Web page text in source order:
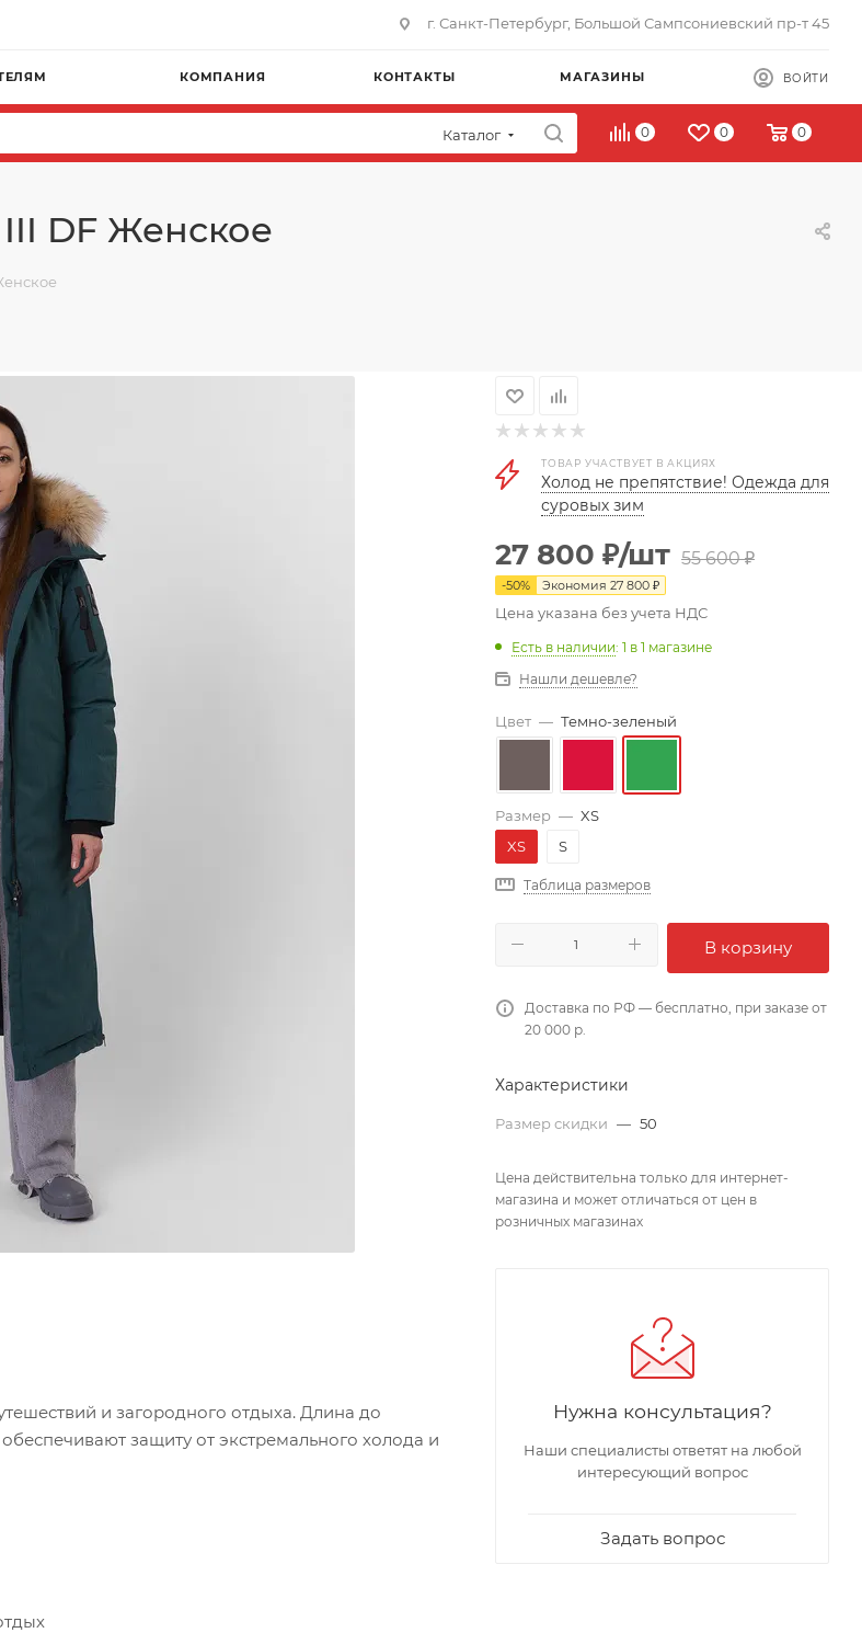
г. Санкт-Петербург, Большой Сампсониевский пр-т 45
КОМПАНИЯ КОНТАКТЫ МАГАЗИНЫ ВОЙТИ
Каталог 0 0 0
III DF Женское
и загородного отдыха. Длина до
защиту от экстремального холода и
ТОВАР УЧАСТВУЕТ В АКЦИЯХ
Холод не препятствие! Одежда для
суровых зим
27 800 ₽/шт 55 600₽
-50% Экономия 27 800 ₽
Цена указана без учета НДС
Есть в наличии: 1 в 1 магазине
Нашли дешевле?
Цвет — Темно-зеленый
Размер — XS
XS
S
Таблица размеров
В корзину
Доставка по РФ — бесплатно, при заказе от
20 000 р.
Характеристики
Размер скидки — 50
Цена действительна только для интернет-
магазина и может отличаться от цен в
розничных магазинах
Нужна консультация?
Наши специалисты ответят на любой
интересующий вопрос
Задать вопрос